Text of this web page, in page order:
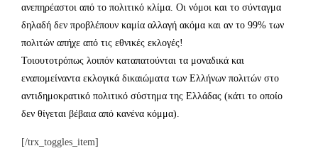
ανεπηρέαστοι από το πολιτικό κλίμα. Οι νόμοι και το σύνταγμα
δηλαδή δεν προβλέπουν καμία αλλαγή ακόμα και αν το 99% των
πολιτών απήχε από τις εθνικές εκλογές!
Τοιουτοτρόπως λοιπόν καταπατούνται τα μοναδικά και
εναπομείναντα εκλογικά δικαιώματα των Ελλήνων πολιτών στο
αντιδημοκρατικό πολιτικό σύστημα της Ελλάδας (κάτι το οποίο
δεν θίγεται βέβαια από κανένα κόμμα).
[/trx_toggles_item]